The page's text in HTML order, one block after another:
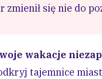
się nie do
wakacje
tajemnice